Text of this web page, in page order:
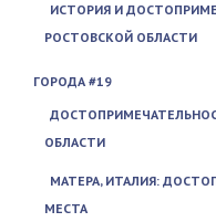
ИСТОРИЯ И
РОСТОВСКОЙ ОБЛАСТИ
ГОРОДА #19
ОБЛАСТИ
МАТЕРА, ИТАЛИЯ:
МЕСТА